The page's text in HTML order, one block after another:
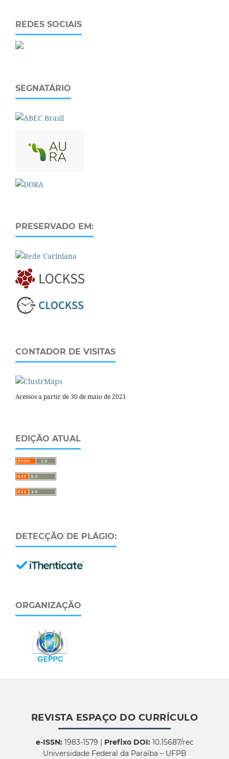
REDES SOCIAIS
SEGNATÁRIO
PRESERVADO EM:
CONTADOR DE VISITAS
Acessos a partir de 30 de maio de 2021
EDIÇÃO ATUAL
DETECÇÃO DE PLÁGIO:
ORGANIZAÇÃO
REVISTA ESPAÇO DO CURRÍCULO
e-ISSN:1983-1579 | Prefixo DOI:10.15687/rec
Universidade Federal da Paraíba – UFPB